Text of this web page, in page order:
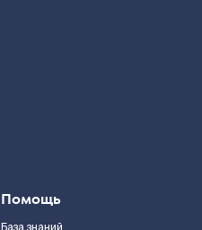
Помощь